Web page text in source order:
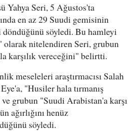
Yahya Seri, 5 Ağustos'ta
en az 29 Suudi gemisinin
söyledi. Bu hamleyi
olarak nitelendiren Seri, grubun
karşılık vereceğini" belirtti.
meseleleri araştırmacısı Salah
"Husiler hala tırmanış
grubun "Suudi Arabistan'a karşı
ağırlığını henüz
söyledi.